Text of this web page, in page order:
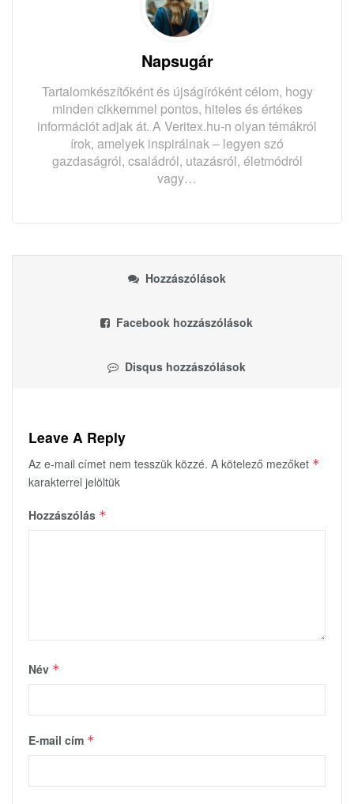
Napsugár
Tartalomkészítőként és újságíróként célom, hogy
minden cikkemmel pontos, hiteles és értékes
információt adjak át. A Veritex.hu-n olyan témákról
írok, amelyek inspirálnak – legyen szó
gazdaságról, családról, utazásról, életmódról
vagy…
Hozzászólások
Facebook hozzászólások
Disqus hozzászólások
Leave A Reply
Az e-mail címet nem tesszük közzé. A kötelező mezőket *
karakterrel jelöltük
Hozzászólás *
Név *
E-mail cím *